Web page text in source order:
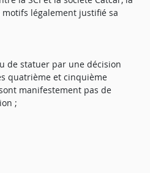
légalement justifié sa
de statuer par une décision
quatrième et cinquième
manifestement pas de
;